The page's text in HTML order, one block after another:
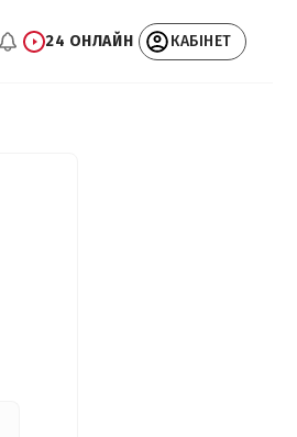
24 ОНЛАЙН КАБІНЕТ